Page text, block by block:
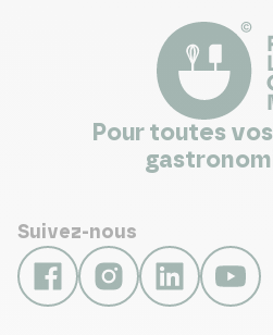
Pour toutes
Suivez-nous